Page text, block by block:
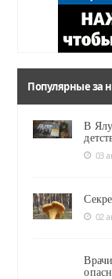
Популярные за
В
03
02